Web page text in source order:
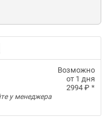
Возможно
от 1 дня
2994 ₽ *
у менеджера